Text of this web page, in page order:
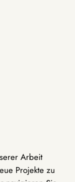
Arbeit
Projekte zu